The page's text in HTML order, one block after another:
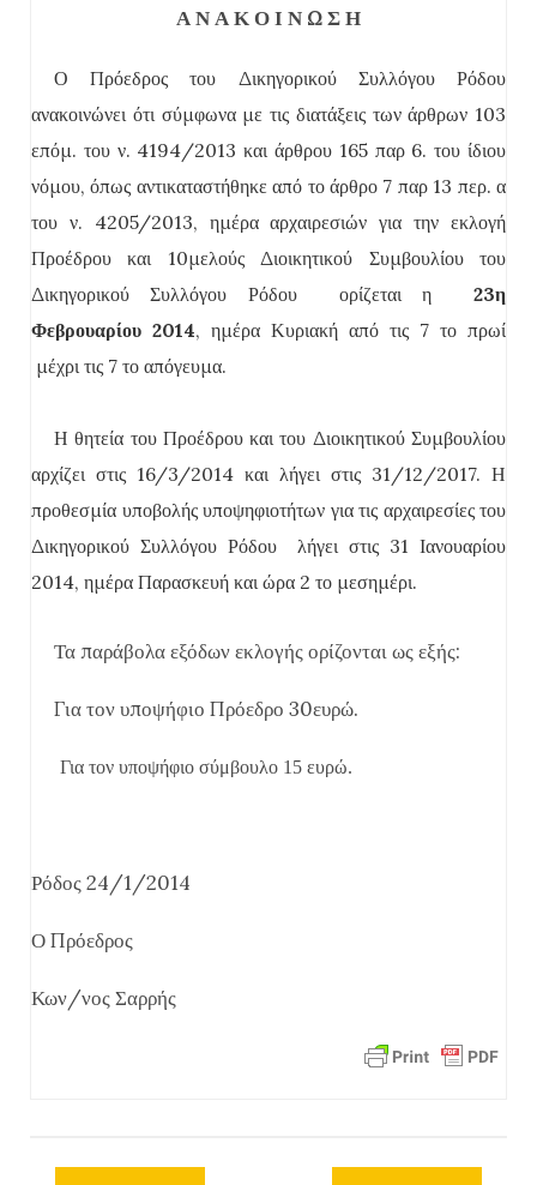
Α Ν Α Κ Ο Ι Ν Ω Σ Η
Ο Πρόεδρος του Δικηγορικού Συλλόγου Ρόδου
ανακοινώνει ότι σύμφωνα με τις διατάξεις των άρθρων 103
επόμ. του ν. 4194/2013 και άρθρου 165 παρ 6. του ίδιου
νόμου, όπως αντικαταστήθηκε από το άρθρο 7 παρ 13 περ. α
του ν. 4205/2013, ημέρα αρχαιρεσιών για την εκλογή
Προέδρου και 10μελούς Διοικητικού Συμβουλίου του
Δικηγορικού Συλλόγου Ρόδου
ορίζεται η
23η
Φεβρουαρίου 2014, ημέρα Κυριακή από τις 7 το πρωί
μέχρι τις 7 το απόγευμα.
Η θητεία του Προέδρου και του Διοικητικού Συμβουλίου
αρχίζει στις 16/3/2014 και λήγει στις 31/12/2017. Η
προθεσμία υποβολής υποψηφιοτήτων για τις αρχαιρεσίες του
Δικηγορικού Συλλόγου Ρόδου
λήγει στις 31 Ιανουαρίου
2014, ημέρα Παρασκευή και ώρα 2 το μεσημέρι.
Τα παράβολα εξόδων εκλογής ορίζονται ως εξής:
Για τον υποψήφιο Πρόεδρο 30ευρώ.
Για τον υποψήφιο σύμβουλο 15 ευρώ.
Ρόδος 24/1/2014
Ο Πρόεδρος
Κων/νος Σαρρής